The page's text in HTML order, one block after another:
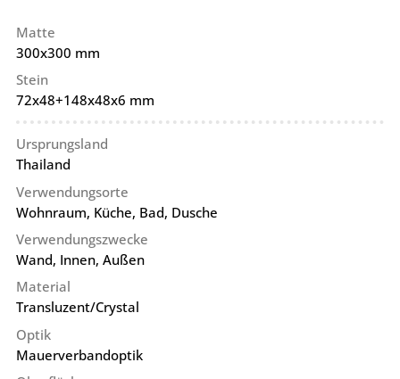
Matte
300x300 mm
Stein
72x48+148x48x6 mm
Ursprungsland
Thailand
Verwendungsorte
Wohnraum, Küche, Bad, Dusche
Verwendungszwecke
Wand, Innen, Außen
Material
Transluzent/Crystal
Optik
Mauerverbandoptik